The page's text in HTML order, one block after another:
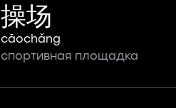
操场
cāochǎng
спортивная площадка